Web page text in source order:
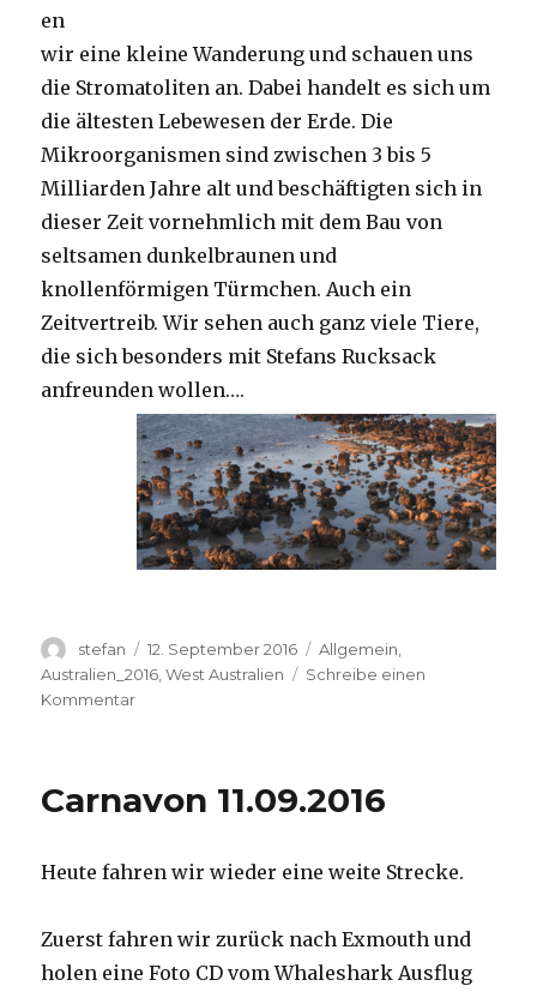
en
wir eine kleine Wanderung und schauen uns
die Stromatoliten an. Dabei handelt es sich um
die ältesten Lebewesen der Erde. Die
Mikroorganismen sind zwischen 3 bis 5
Milliarden Jahre alt und beschäftigten sich in
dieser Zeit vornehmlich mit dem Bau von
seltsamen dunkelbraunen und
knollenförmigen Türmchen. Auch ein
Zeitvertreib. Wir sehen auch ganz viele Tiere,
die sich besonders mit Stefans Rucksack
anfreunden wollen….
Autor
stefan
Veröffentlicht
am
12. September 2016 Kategorien
Allgemein
Australien_2016 ,West Australien
Schreibe einen
Kommentarzu
Carnavon 11.09.2016
Heute fahren wir wieder eine weite Strecke.
Zuerst fahren wir zurück nach Exmouth und
holen eine Foto CD vom Whaleshark Ausflug